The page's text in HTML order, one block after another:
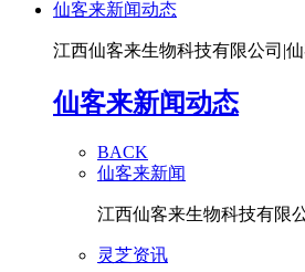
仙客来新闻动态
江西仙客来生物科技有限公司|
仙客来新闻动态
BACK
仙客来新闻
江西仙客来生物科技有限
灵芝资讯